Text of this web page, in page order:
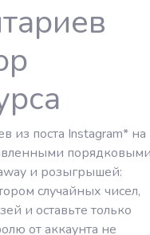
из поста Instagram* на
порядковыми
и розыгрышей:
случайных чисел,
и оставьте только
от аккаунта не